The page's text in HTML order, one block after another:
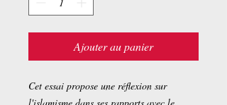
Ajouter au panier
Cet essai propose une réflexion sur